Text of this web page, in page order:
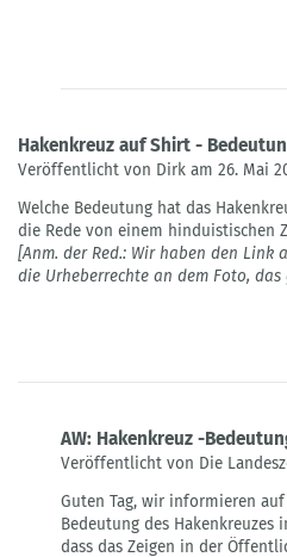
Hakenkreuz auf Shirt -
Veröffentlicht von Dirk am 26. Mai
Welche Bedeutung hat das
die Rede von einem hinduistischen
[Anm. der Red.: Wir haben den Link
die Urheberrechte an dem Foto,
AW: Hakenkreuz -
Veröffentlicht von Die
auf
Hakenkreuz
auf
Guten Tag, wir informieren
Bedeutung des Hakenkreuzes
dass das Zeigen in der